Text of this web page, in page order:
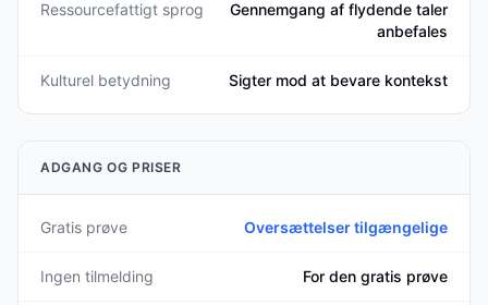
Ressourcefattigt sprog
Gennemgang af flydende taler
anbefales
Kulturel betydning Sigter mod at bevare kontekst
ADGANG OG PRISER
Gratis prøve Oversættelser tilgængelige
Ingen tilmelding For den gratis prøve